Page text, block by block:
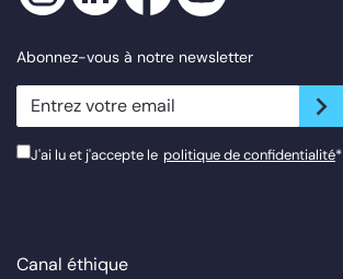
Abonnez-vous à notre newsletter
newsletter.suscribe
J'ai lu et j'accepte le politique de confidentialité*
Canal éthique